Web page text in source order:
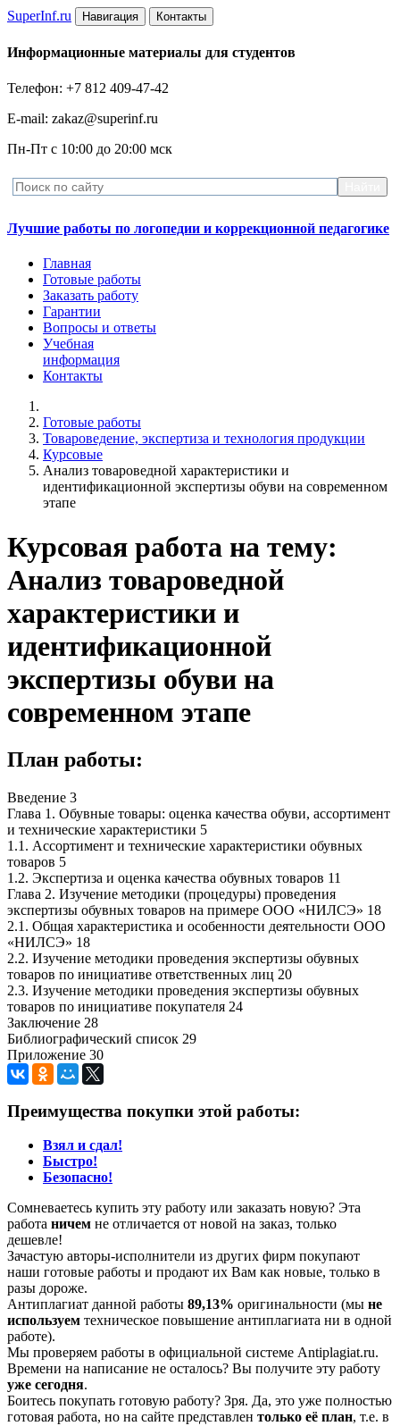
SuperInf.ru Навигация Контакты
Информационные материалы для студентов
Телефон: +7 812 409-47-42
E-mail: zakaz@superinf.ru
Пн-Пт с 10:00 до 20:00 мск
Лучшие работы по логопедии и коррекционной педагогике
Главная
Готовые работы
Заказать работу
Гарантии
Вопросы и ответы
Учебная
информация
Контакты
Готовые работы
Товароведение, экспертиза и технология продукции
Курсовые
Анализ товароведной характеристики и
идентификационной экспертизы обуви на современном
этапе
Курсовая работа на тему:
Анализ товароведной
характеристики и
идентификационной
экспертизы обуви на
современном этапе
План работы:
Введение 3
Глава 1. Обувные товары: оценка качества обуви, ассортимент
и технические характеристики 5
1.1. Ассортимент и технические характеристики обувных
товаров 5
1.2. Экспертиза и оценка качества обувных товаров 11
Глава 2. Изучение методики (процедуры) проведения
экспертизы обувных товаров на примере ООО «НИЛСЭ» 18
2.1. Общая характеристика и особенности деятельности ООО
«НИЛСЭ» 18
2.2. Изучение методики проведения экспертизы обувных
товаров по инициативе ответственных лиц 20
2.3. Изучение методики проведения экспертизы обувных
товаров по инициативе покупателя 24
Заключение 28
Библиографический список 29
Приложение 30
Преимущества покупки этой работы:
Взял и сдал!
Быстро!
Безопасно!
Сомневаетесь купить эту работу или заказать новую? Эта
работа ничем не отличается от новой на заказ, только
дешевле!
Зачастую авторы-исполнители из других фирм покупают
наши готовые работы и продают их Вам как новые, только в
разы дороже.
Антиплагиат данной работы 89,13% оригинальности (мы не
используем техническое повышение антиплагиата ни в одной
работе).
Мы проверяем работы в официальной системе Аntiplagiat.ru.
Времени на написание не осталось? Вы получите эту работу
уже сегодня.
Боитесь покупать готовую работу? Зря. Да, это уже полностью
готовая работа, но на сайте представлен только её план, т.е. в